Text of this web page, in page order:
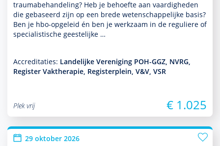
traumabehan­del­ing? Heb je behoefte aan vaar­dig­heden
die gebaseerd zijn op een brede weten­schappe­lijke basis?
Ben je hbo-opgeleid én ben je werk­zaam in de reguliere of
specialis­tische geeste­lijke …
Accreditaties: Landelijke Vereniging POH-GGZ, NVRG,
Register Vaktherapie, Registerplein, V&V, VSR
Plek vrij € 1.025
29 oktober 2026